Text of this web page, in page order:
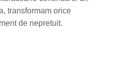
transformam orice
de nepretuit.